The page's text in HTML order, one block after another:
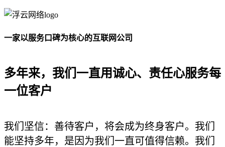
一家以服务口碑为核心的互联网公司
多年来，我们一直用诚心、责任心服务每
一位客户
我们坚信：善待客户，将会成为终身客户。我们
能坚持多年，是因为我们一直可值得信赖。我们